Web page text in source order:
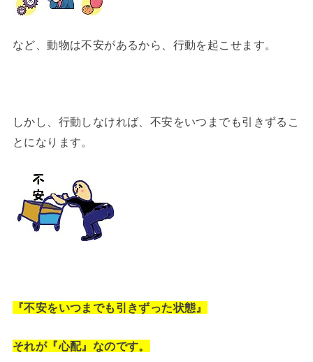
など、動物は不安があるから、行動を起こせます。
しかし、行動しなければ、不安をいつまでも引きずるこ
とになります。
『不安をいつまでも引きずった状態』
それが『心配』なのです。